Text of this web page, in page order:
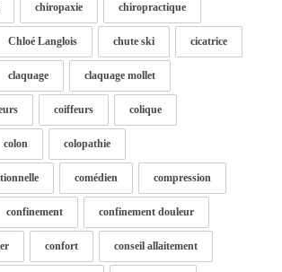
chiropaxie chiropractique
Chloé Langlois chute ski cicatrice
claquage claquage mollet
coiffeurs colique
colon colopathie
comédien compression
confinement confinement douleur
confort conseil allaitement